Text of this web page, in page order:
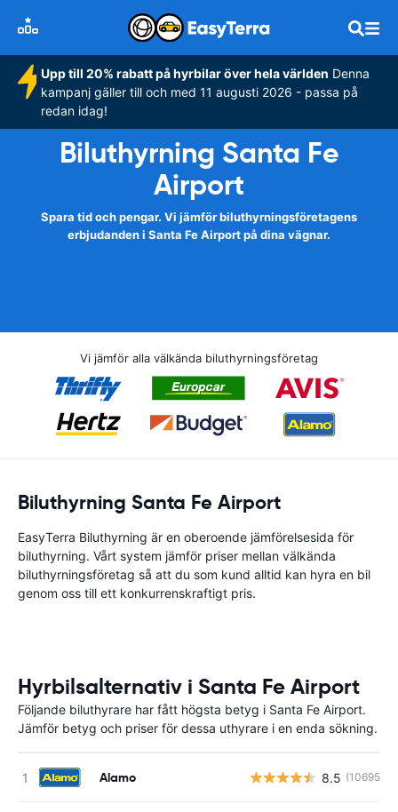
Upp till 20% rabatt på hyrbilar över hela världen Denna
kampanj gäller till och med 11 augusti 2026 - passa på
redan idag!
Biluthyrning Santa Fe
Airport
Spara tid och pengar. Vi jämför biluthyrningsföretagens
erbjudanden i Santa Fe Airport på dina vägnar.
Vi jämför alla välkända biluthyrningsföretag
Biluthyrning Santa Fe Airport
EasyTerra Biluthyrning är en oberoende jämförelsesida för
biluthyrning. Vårt system jämför priser mellan välkända
biluthyrningsföretag så att du som kund alltid kan hyra en bil
genom oss till ett konkurrenskraftigt pris.
Hyrbilsalternativ i Santa Fe Airport
Följande biluthyrare har fått högsta betyg i Santa Fe Airport.
Jämför betyg och priser för dessa uthyrare i en enda sökning.
Alamo 8.5 (10695)